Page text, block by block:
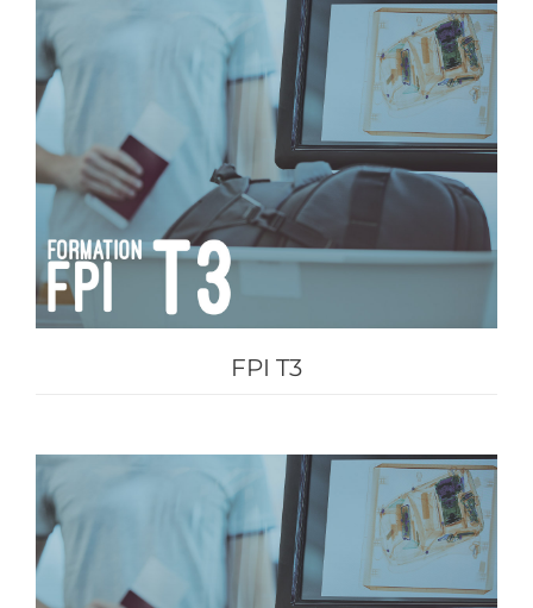
FPI T3